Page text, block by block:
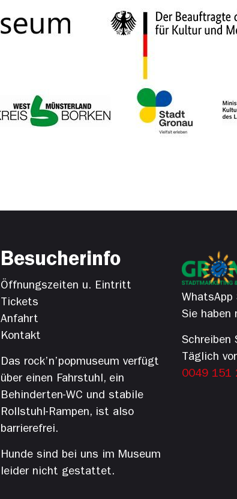
Besucherinfo
Öffnungszeiten u. Eintritt
Tickets
Anfahrt
Kontakt
Das rock’n’popmuseum verfügt
über einen Fahrstuhl, ein
Behinderten-WC und stabile
Rollstuhl-Rampen, ist also
barrierefrei.
Hunde sind bei uns im Museum
leider nicht gestattet.
WhatsApp
Sie haben
Schreiben
Täglich
0049 151